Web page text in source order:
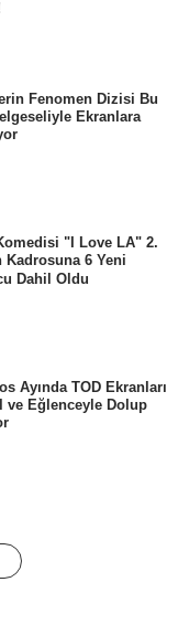
Fenomen Dizisi Bu
Ekranlara
"I Love LA" 2.
Kadrosuna 6 Yeni
Dahil Oldu
Ayında TOD Ekranları
ve Eğlenceyle Dolup